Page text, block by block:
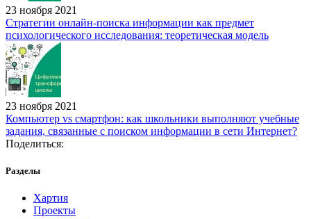
23 ноября 2021
Стратегии онлайн-поиска информации как предмет
психологического исследования: теоретическая модель
23 ноября 2021
Компьютер vs смартфон: как школьники выполняют учебные
задания, связанные с поиском информации в сети Интернет?
Поделиться:
Разделы
Хартия
Проекты